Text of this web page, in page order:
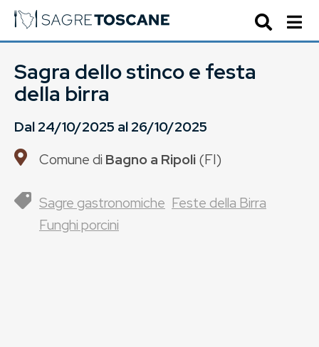
Sagra dello stinco e festa
della birra
Dal24/10/2025 al26/10/2025
Comune di Bagno a Ripoli(FI)
Sagre gastronomiche Feste della Birra
Funghi porcini